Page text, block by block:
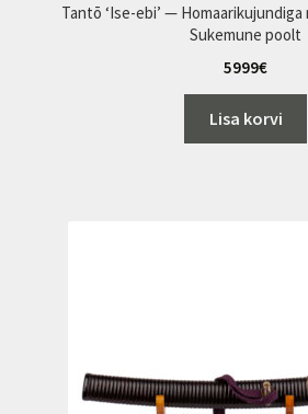
Tantō ‘Ise-ebi’ —
Sukemune poolt
5999€
Lisa korvi